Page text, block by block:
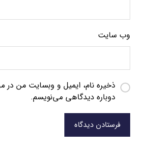
وب‌ سایت
ذخیره نام، ایمیل و وبسایت من در
دوباره دیدگاهی می‌نویسم.
فرستادن دیدگاه